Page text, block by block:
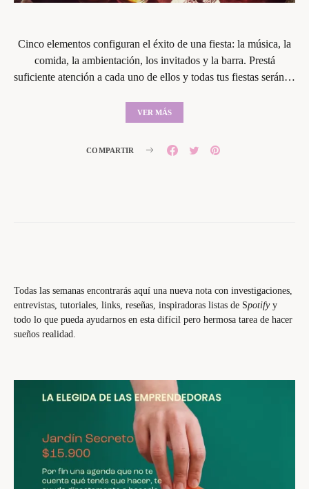
Cinco elementos configuran el éxito de una fiesta: la música, la
comida, la ambientación, los invitados y la barra. Prestá
suficiente atención a cada uno de ellos y todas tus fiestas serán…
VER MÁS
COMPARTIR
Todas las semanas encontrarás aquí una nueva nota con investigaciones,
entrevistas, tutoriales, links, reseñas, inspiradoras listas de Spotify y
todo lo que pueda ayudarnos en esta difícil pero hermosa tarea de hacer
sueños realidad.